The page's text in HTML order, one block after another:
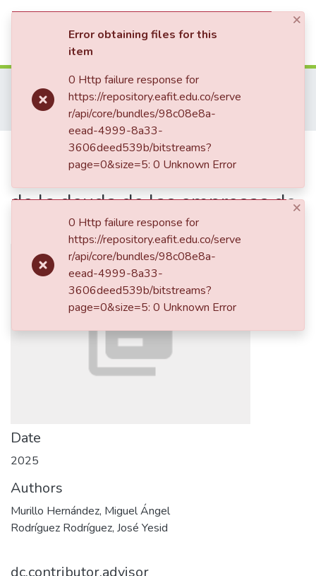
Communities & Collections
All of DSpace
Tesis de Grado
Maestría en Administración Financiera (tesis)
Efecto de los indicadores ASG sobre el costo de la deuda de las empresas de energía en los Estados Unidos
Publication:Efecto de los
indicadores ASG sobre el costo
de la deuda de las empresas de
energía en los Estados Unidos
Date
2025
Authors
Murillo Hernández, Miguel Ángel
Rodríguez Rodríguez, José Yesid
dc.contributor.advisor
×
Error obtaining files for this
item
0 Http failure response for
https://repository.eafit.edu.co/serve
r/api/core/bundles/98c08e8a-
eead-4999-8a33-
3606deed539b/bitstreams?
page=0&size=5: 0 Unknown Error
×
0 Http failure response for
https://repository.eafit.edu.co/serve
r/api/core/bundles/98c08e8a-
eead-4999-8a33-
3606deed539b/bitstreams?
page=0&size=5: 0 Unknown Error